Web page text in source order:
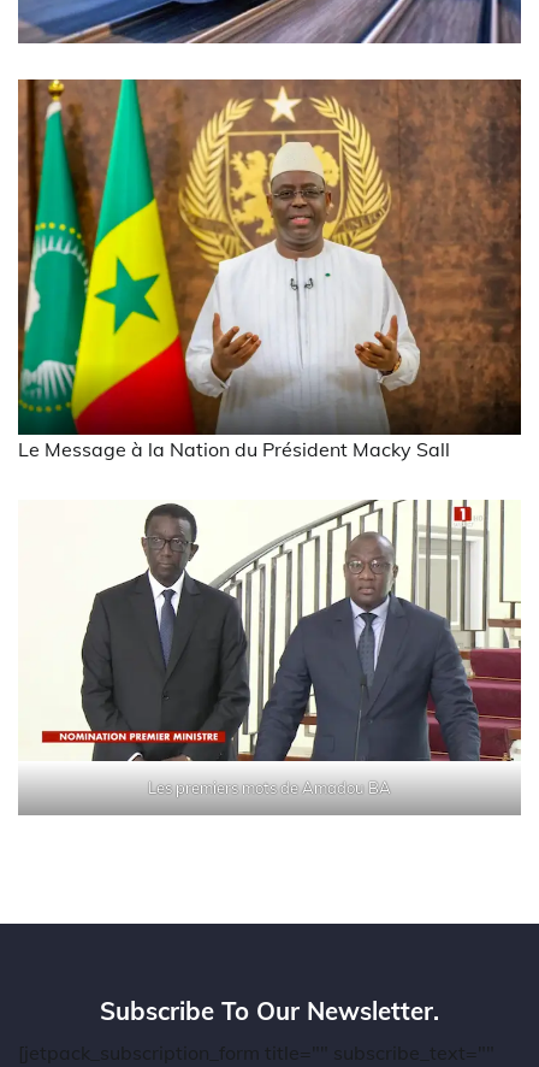
Le Message à la Nation du Président Macky Sall
Les premiers mots de Amadou BA
Subscribe To Our Newsletter.
[jetpack_subscription_form title="" subscribe_text=""